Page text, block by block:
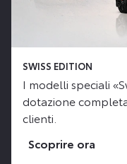
SWISS EDITION
I modelli speciali
dotazione
clienti.
Scoprire ora